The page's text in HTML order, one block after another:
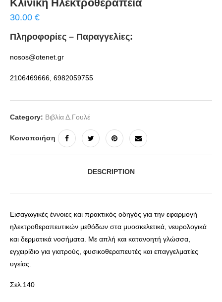
Κλινική Ηλεκτροθεραπεία
30.00 €
Πληροφορίες – Παραγγελίες:
nosos@otenet.gr
2106469666, 6982059755
Category: Βιβλία Δ.Γουλέ
Κοινοποιήση
DESCRIPTION
Εισαγωγικές έννοιες και πρακτικός οδηγός για την εφαρμογή
ηλεκτροθεραπευτικών μεθόδων στα μυοσκελετικά, νευρολογικά
και δερματικά νοσήματα. Με απλή και κατανοητή γλώσσα,
εγχειρίδιο για γιατρούς, φυσικοθεραπευτές και επαγγελματίες
υγείας.
Σελ.140